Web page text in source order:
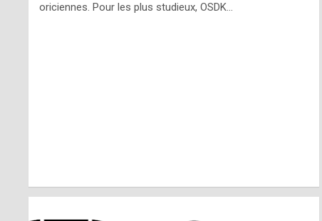
oriciennes. Pour les plus studieux, OSDK…